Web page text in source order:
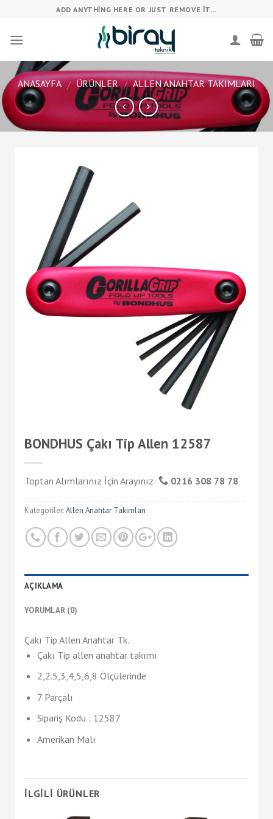
content
ADD ANYTHING HERE OR JUST REMOVE IT...
ANASAYFA / ÜRÜNLER / ALLEN ANAHTAR TAKIMLARI
BONDHUS Çakı Tip Allen 12587
Toptan Alımlarınız İçin Arayınız: 0216 308 78 78
Kategoriler:Allen Anahtar Takımları
AÇIKLAMA
YORUMLAR (0)
Çakı Tip Allen Anahtar Tk.
Çakı Tip allen anahtar takımı
2,2.5,3,4,5,6,8 Ölçülerinde
7 Parçalı
Sipariş Kodu : 12587
Amerikan Malı
İLGILI ÜRÜNLER